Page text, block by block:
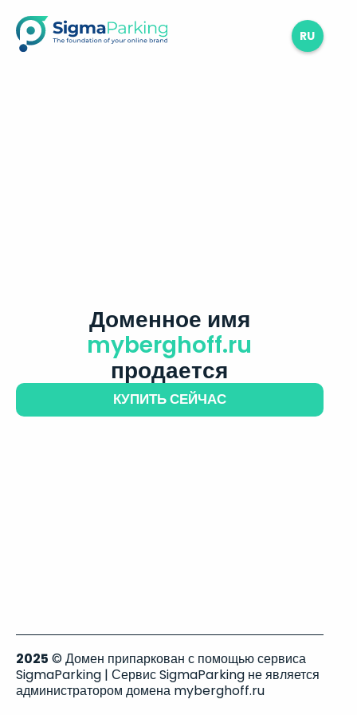
RU
Доменное имя
myberghoff.ru
продается
КУПИТЬ СЕЙЧАС
2025 © Домен припаркован с помощью сервиса
SigmaParking | Сервис SigmaParking не является
администратором домена myberghoff.ru